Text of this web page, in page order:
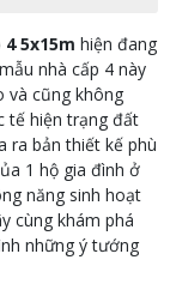
5x15m hiện đang
nhà cấp 4 này
và cũng không
tế hiện trạng đất
ra bản thiết kế phù
1 hộ gia đình ở
năng sinh hoạt
cùng khám phá
những ý tướng